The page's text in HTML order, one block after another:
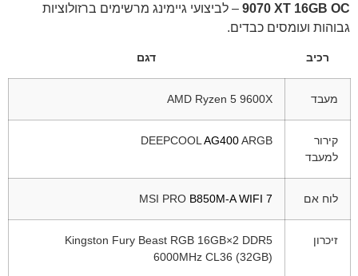
9070 XT 16GB OC – לביצועי גיימינג מרשימים ברזולוציות
גבוהות ועומסים כבדים.
רכיב דגם
מעבד AMD Ryzen 5 9600X
קירור
למעבד
DEEPCOOL AG400ARGB
לוח אם MSI PRO B850M-A WIFI 7
זיכרון
Kingston Fury Beast RGB 16GB×2 DDR5
6000MHz CL36 (32GB)